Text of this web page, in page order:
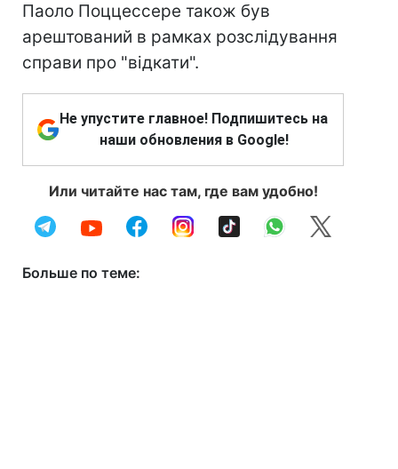
Паоло Поццессере також був
арештований в рамках розслідування
справи про "відкати".
Не упустите главное! Подпишитесь на
наши обновления в Google!
Или читайте нас там, где вам удобно!
Больше по теме: